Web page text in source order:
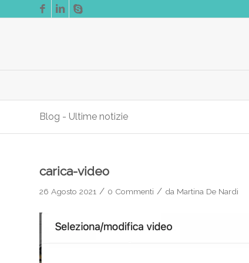
Blog - Ultime notizie
carica-video
26 Agosto 2021 / 0 Commenti / da Martina De Nardi